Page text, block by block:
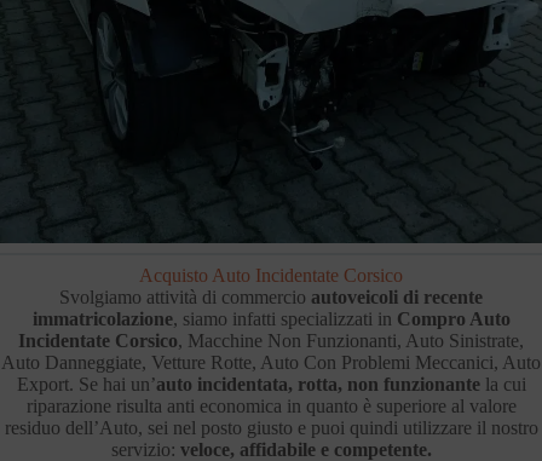
Acquisto Auto Incidentate Corsico
Svolgiamo attività di commercio autoveicoli di recente
immatricolazione, siamo infatti specializzati in Compro Auto
Incidentate Corsico, Macchine Non Funzionanti, Auto Sinistrate,
Auto Danneggiate, Vetture Rotte, Auto Con Problemi Meccanici, Auto
Export. Se hai un’auto incidentata, rotta, non funzionante la cui
riparazione risulta anti economica in quanto è superiore al valore
residuo dell’Auto, sei nel posto giusto e puoi quindi utilizzare il nostro
servizio: veloce, affidabile e competente.